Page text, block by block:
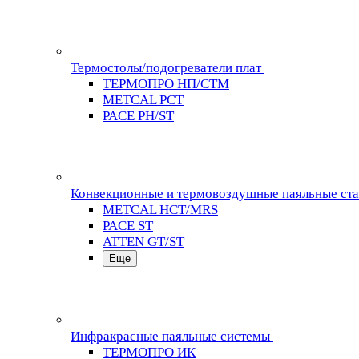
Термостолы/подогреватели плат
ТЕРМОПРО НП/СТМ
METCAL PCT
PACE PH/ST
Конвекционные и термовоздушные паяльные
METCAL HCT/MRS
PACE ST
ATTEN GT/ST
Еще
Инфракрасные паяльные системы
ТЕРМОПРО ИК